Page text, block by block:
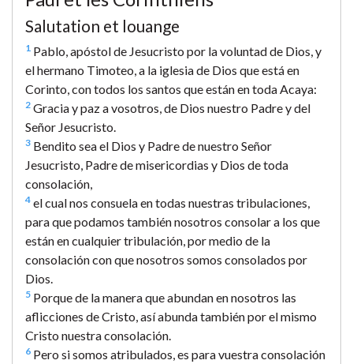
Salutation et louange
1 Pablo, apóstol de Jesucristo por la voluntad de Dios, y
el hermano Timoteo, a la iglesia de Dios que está en
Corinto, con todos los santos que están en toda Acaya:
2 Gracia y paz a vosotros, de Dios nuestro Padre y del
Señor Jesucristo.
3 Bendito sea el Dios y Padre de nuestro Señor
Jesucristo, Padre de misericordias y Dios de toda
consolación,
4 el cual nos consuela en todas nuestras tribulaciones,
para que podamos también nosotros consolar a los que
están en cualquier tribulación, por medio de la
consolación con que nosotros somos consolados por
Dios.
5 Porque de la manera que abundan en nosotros las
aflicciones de Cristo, así abunda también por el mismo
Cristo nuestra consolación.
6 Pero si somos atribulados, es para vuestra consolación